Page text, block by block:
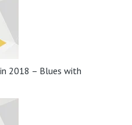
2018 – Blues with